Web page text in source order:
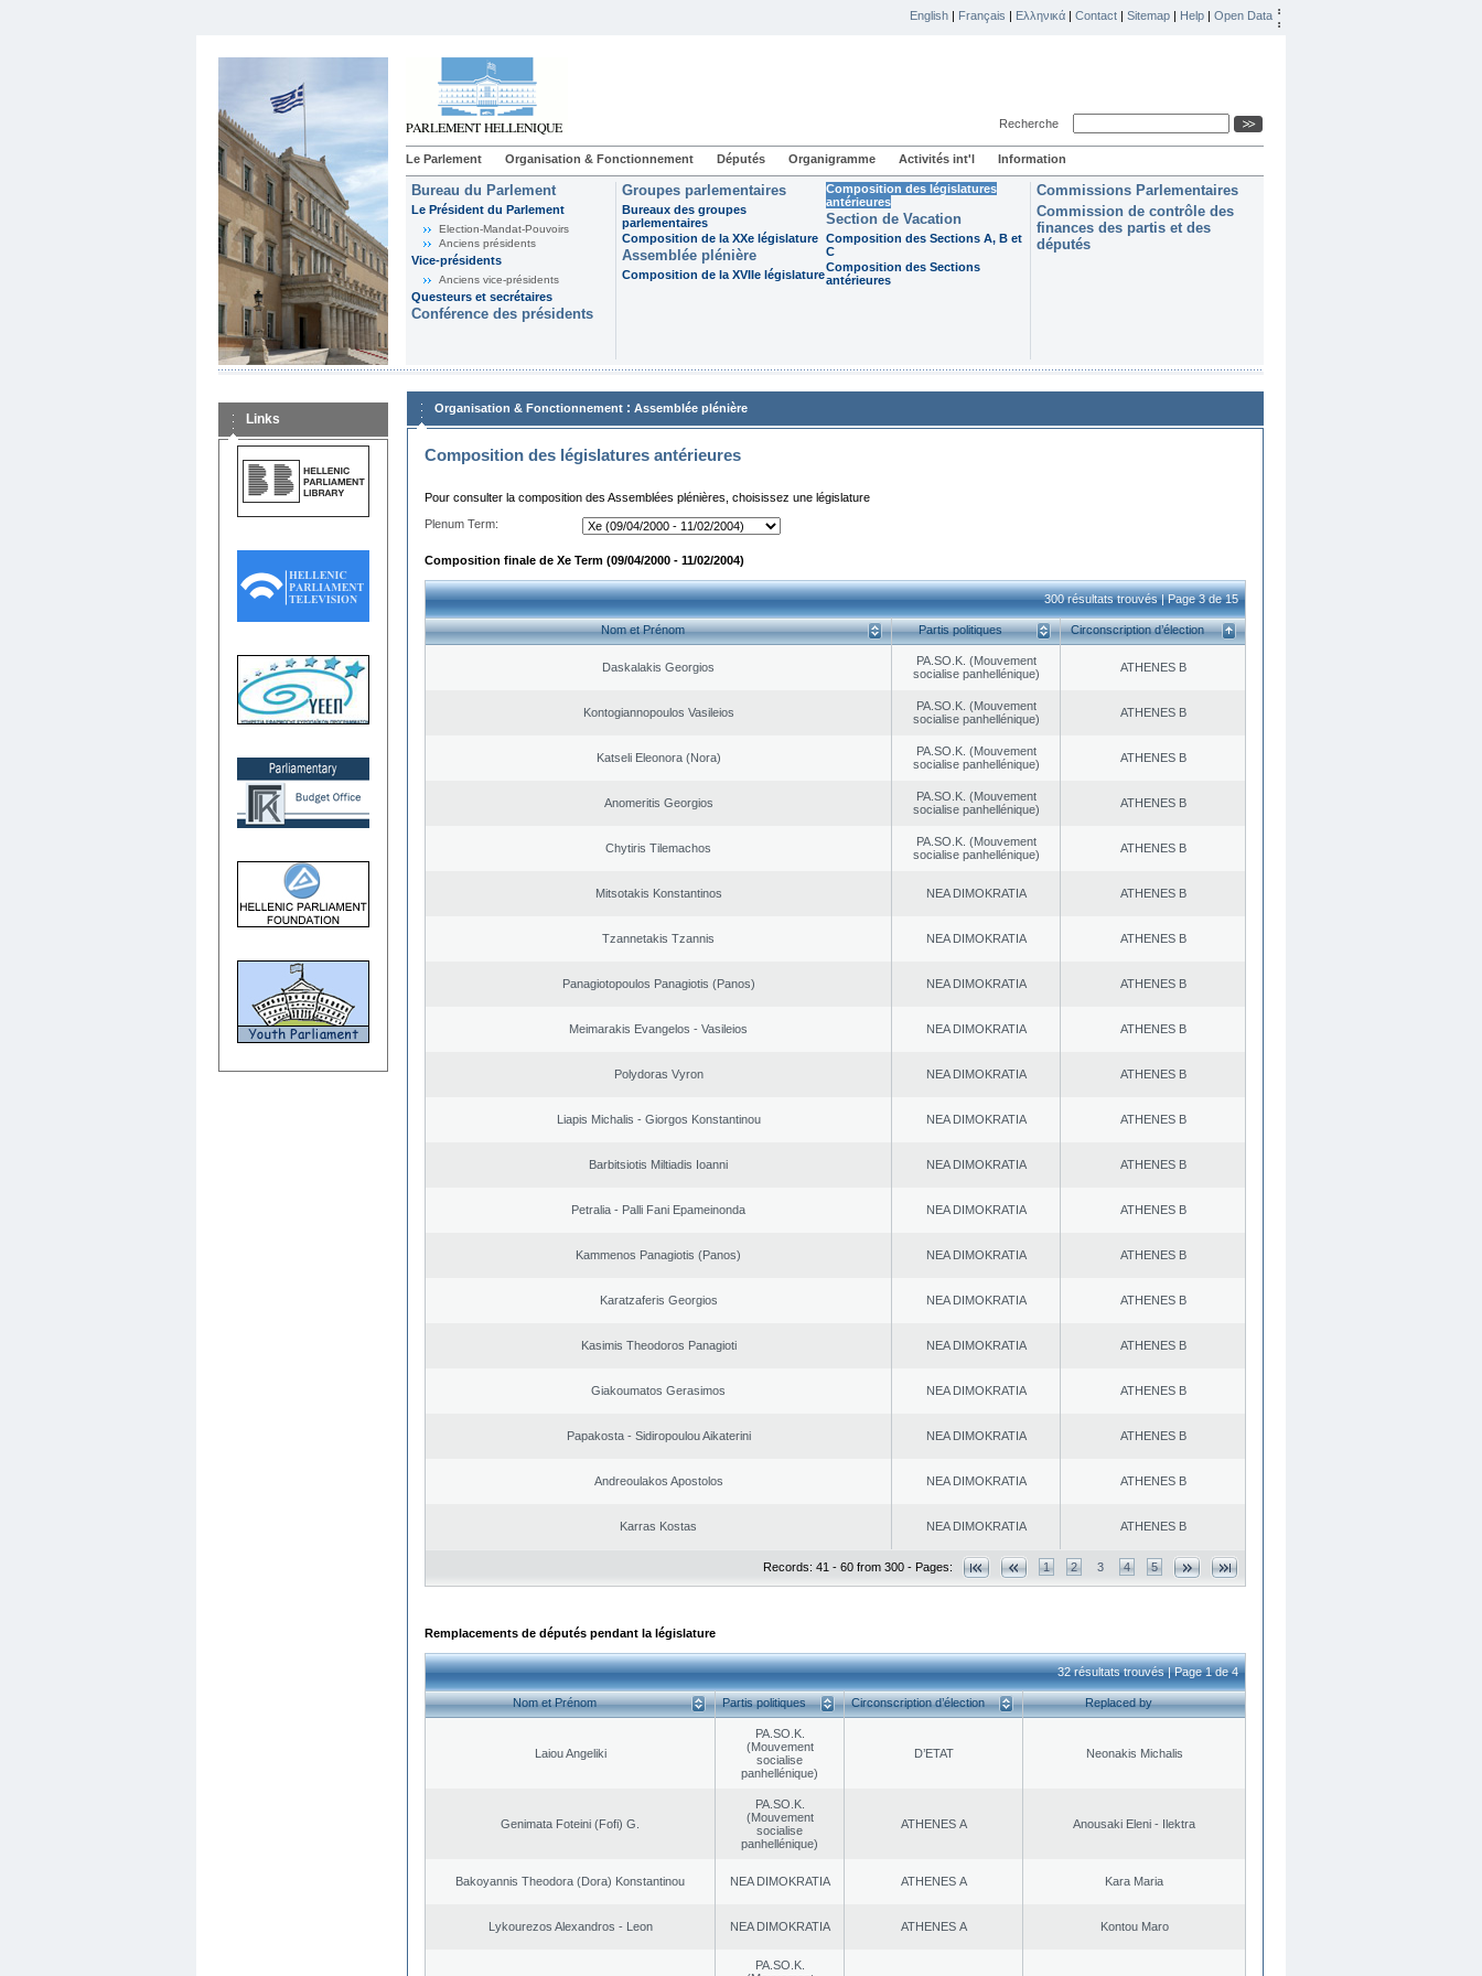
English | Français | Ελληνικά | Contact | Sitemap | Help | Open Data
Recherche
Le Parlement Organisation & Fonctionnement Députés Organigramme Activités int'l Information
Bureau du Parlement
Le Président du Parlement
Election-Mandat-Pouvoirs
Anciens présidents
Vice-présidents
Anciens vice-présidents
Questeurs et secrétaires
Conférence des présidents
Groupes parlementaires
Bureaux des groupes
parlementaires
Composition de la XXe législature
Assemblée plénière
Composition de la XVIIe législature
Composition des législatures
antérieures
Section de Vacation
Composition des Sections A, B et
C
Composition des Sections
antérieures
Commissions Parlementaires
Commission de contrôle des
finances des partis et des
députés
Links
Organisation & Fonctionnement : Assemblée plénière
Composition des législatures antérieures
Pour consulter la composition des Assemblées plénières, choisissez une législature
Plenum Term:
Composition finale de Xe Term (09/04/2000 - 11/02/2004)
300 résultats trouvés | Page 3 de 15
Nom et Prénom Partis politiques Circonscription d’élection
Daskalakis Georgios
PA.SO.K. (Mouvement
socialise panhellénique)
ATHENES Β
Kontogiannopoulos Vasileios
PA.SO.K. (Mouvement
socialise panhellénique)
ATHENES Β
Katseli Eleonora (Nora)
PA.SO.K. (Mouvement
socialise panhellénique)
ATHENES Β
Anomeritis Georgios
PA.SO.K. (Mouvement
socialise panhellénique)
ATHENES Β
Chytiris Tilemachos
PA.SO.K. (Mouvement
socialise panhellénique)
ATHENES Β
Mitsotakis Konstantinos NEA DΙMOKRATIA ATHENES Β
Tzannetakis Tzannis NEA DΙMOKRATIA ATHENES Β
Panagiotopoulos Panagiotis (Panos) NEA DΙMOKRATIA ATHENES Β
Meimarakis Evangelos - Vasileios NEA DΙMOKRATIA ATHENES Β
Polydoras Vyron NEA DΙMOKRATIA ATHENES Β
Liapis Michalis - Giorgos Konstantinou NEA DΙMOKRATIA ATHENES Β
Barbitsiotis Miltiadis Ioanni NEA DΙMOKRATIA ATHENES Β
Petralia - Palli Fani Epameinonda NEA DΙMOKRATIA ATHENES Β
Kammenos Panagiotis (Panos) NEA DΙMOKRATIA ATHENES Β
Karatzaferis Georgios NEA DΙMOKRATIA ATHENES Β
Kasimis Theodoros Panagioti NEA DΙMOKRATIA ATHENES Β
Giakoumatos Gerasimos NEA DΙMOKRATIA ATHENES Β
Papakosta - Sidiropoulou Aikaterini NEA DΙMOKRATIA ATHENES Β
Andreoulakos Apostolos NEA DΙMOKRATIA ATHENES Β
Karras Kostas NEA DΙMOKRATIA ATHENES Β
Records: 41 - 60 from 300 - Pages: 1 2 3 4 5
Remplacements de députés pendant la législature
32 résultats trouvés | Page 1 de 4
Nom et Prénom Partis politiques Circonscription d’élection Replaced by
Laiou Angeliki
PA.SO.K.
(Mouvement
socialise
panhellénique)
D’ETAT Neonakis Michalis
Genimata Foteini (Fofi) G.
PA.SO.K.
(Mouvement
socialise
panhellénique)
ATHENES Α Anousaki Eleni - Ilektra
Bakoyannis Theodora (Dora) Konstantinou NEA DΙMOKRATIA ATHENES Α Kara Maria
Lykourezos Alexandros - Leon NEA DΙMOKRATIA ATHENES Α Kontou Maro
PA.SO.K.